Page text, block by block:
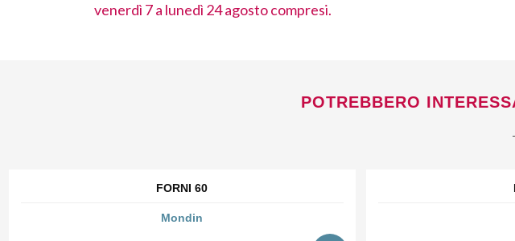
venerdì 7 a lunedì 24 agosto compresi.
POTREBBERO
FORNI 60
Mondin